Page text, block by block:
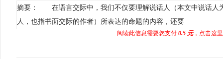
摘要： 在语言交际中，我们不仅要理解说话人（本文中说话人
人，也指书面交际的作者）所表达的命题的内容，还要
阅读此信息需要您支付 0.5 元，点击这